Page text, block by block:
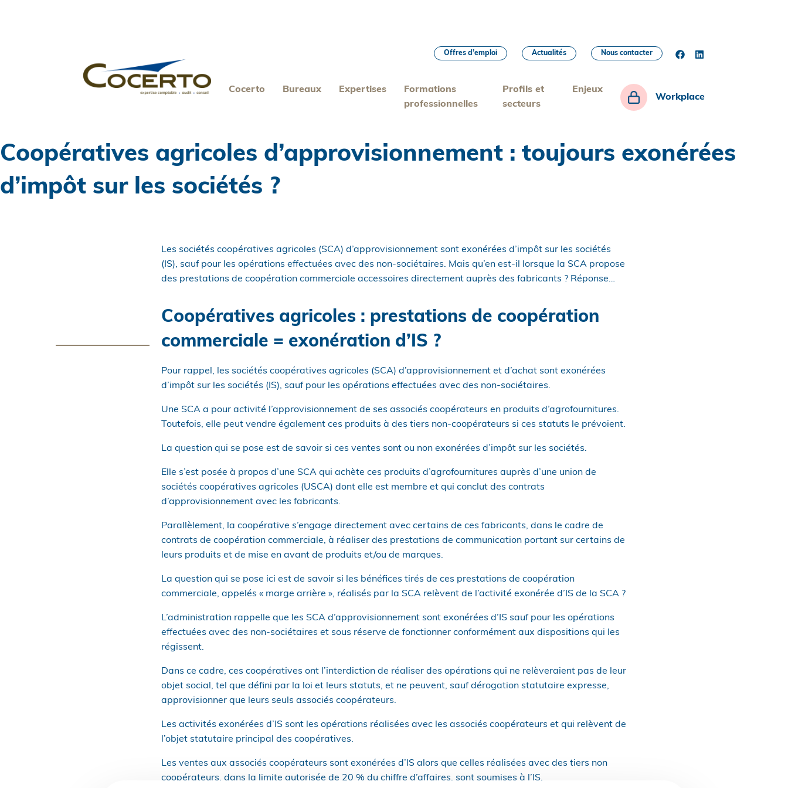
Cocerto Bureaux Expertises
Formations
professionnelles
Profils et
secteurs
Enjeux
Workplace
Offres d’emploi Actualités Nous contacter
Coopératives agricoles d’approvisionnement : toujours exonérées
d’impôt sur les sociétés ?
Les sociétés coopératives agricoles (SCA) d’approvisionnement sont exonérées d’impôt sur les sociétés
(IS), sauf pour les opérations effectuées avec des non-sociétaires. Mais qu’en est-il lorsque la SCA propose
des prestations de coopération commerciale accessoires directement auprès des fabricants ? Réponse…
Coopératives agricoles : prestations de coopération
commerciale = exonération d’IS ?
Pour rappel, les sociétés coopératives agricoles (SCA) d’approvisionnement et d’achat sont exonérées
d’impôt sur les sociétés (IS), sauf pour les opérations effectuées avec des non-sociétaires.
Une SCA a pour activité l’approvisionnement de ses associés coopérateurs en produits d’agrofournitures.
Toutefois, elle peut vendre également ces produits à des tiers non-coopérateurs si ces statuts le prévoient.
La question qui se pose est de savoir si ces ventes sont ou non exonérées d’impôt sur les sociétés.
Elle s’est posée à propos d’une SCA qui achète ces produits d’agrofournitures auprès d’une union de
sociétés coopératives agricoles (USCA) dont elle est membre et qui conclut des contrats
d’approvisionnement avec les fabricants.
Parallèlement, la coopérative s’engage directement avec certains de ces fabricants, dans le cadre de
contrats de coopération commerciale, à réaliser des prestations de communication portant sur certains de
leurs produits et de mise en avant de produits et/ou de marques.
La question qui se pose ici est de savoir si les bénéfices tirés de ces prestations de coopération
commerciale, appelés « marge arrière », réalisés par la SCA relèvent de l’activité exonérée d’IS de la SCA ?
L’administration rappelle que les SCA d’approvisionnement sont exonérées d’IS sauf pour les opérations
effectuées avec des non-sociétaires et sous réserve de fonctionner conformément aux dispositions qui les
régissent.
Dans ce cadre, ces coopératives ont l’interdiction de réaliser des opérations qui ne relèveraient pas de leur
objet social, tel que défini par la loi et leurs statuts, et ne peuvent, sauf dérogation statutaire expresse,
approvisionner que leurs seuls associés coopérateurs.
Les activités exonérées d’IS sont les opérations réalisées avec les associés coopérateurs et qui relèvent de
l’objet statutaire principal des coopératives.
Les ventes aux associés coopérateurs sont exonérées d’IS alors que celles réalisées avec des tiers non
coopérateurs, dans la limite autorisée de 20 % du chiffre d’affaires, sont soumises à l’IS.